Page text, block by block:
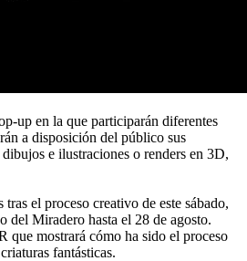
up en la que participarán diferentes
a disposición del público sus
e ilustraciones o renders en 3D,
el proceso creativo de este sábado,
del Miradero hasta el 28 de agosto.
que mostrará cómo ha sido el proceso
fantásticas.